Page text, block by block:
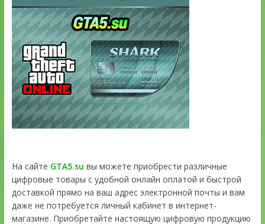
На сайте GTA5.su вы можете приобрести различные
цифровые товары с удобной онлайн оплатой и быстрой
доставкой прямо на ваш адрес электронной почты и вам
даже не потребуется личный кабинет в интернет-
магазине. Приобретайте настоящую цифровую продукцию